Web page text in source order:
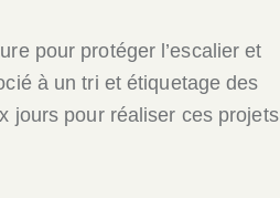
pour protéger l’escalier et
à un tri et étiquetage des
jours pour réaliser ces projets